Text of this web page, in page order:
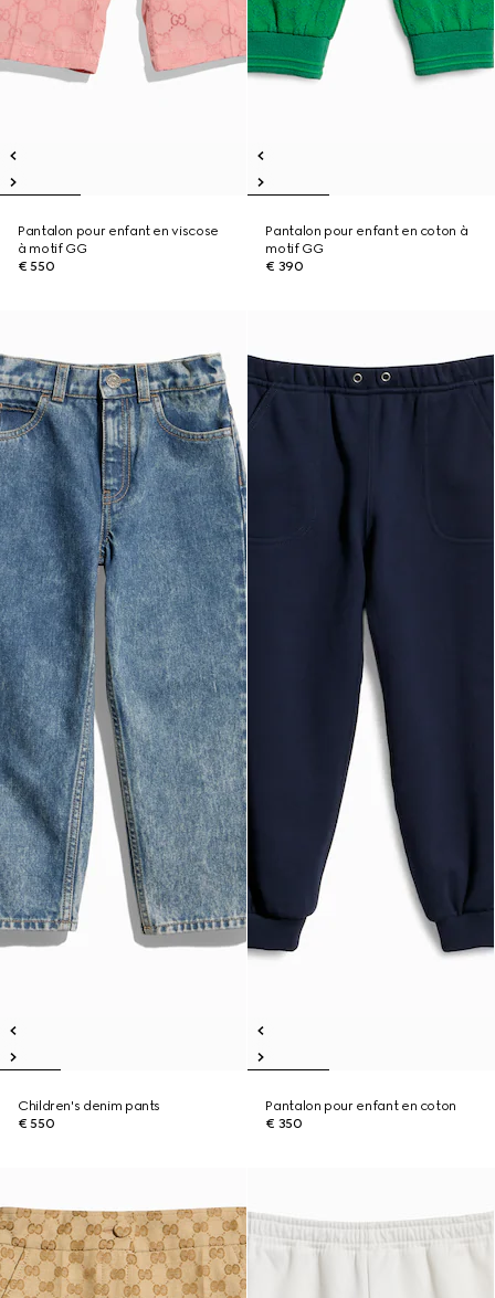
Pantalon pour enfant en viscose
à motif GG
€ 550
Pantalon pour enfant en coton à
motif GG
€ 390
Children's denim pants
€ 550
Pantalon pour enfant en coton
€ 350